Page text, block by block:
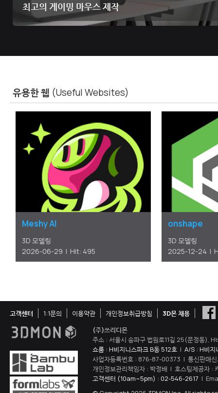
최고의 게이밍 마우스 제작
유용한 웹 (Useful Websites)
Meshy AI
3D 모델링
2026-06-29 | Hit: 495
onshape
3D 모델링
2025-12-24 |
고객센터 1:1문의 이용약관 개인정보취급방침
3D몬 채용
(주)쓰리디몬
주소 : 서울시 송파구 법원로11길 25(문정동),
쇼룸 : H비지니스파크 B동 512호 | A/S : H비지
사업자등록번호 : 876-87-00373 | 통신판매
개인정보관리책임자 : 박정배 | 호스팅제공자 :
고객센터 (10am~5pm) : 02-546-2617 |